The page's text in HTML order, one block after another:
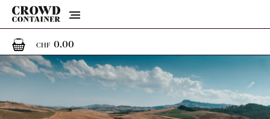
Menu
CHF 0.000 Artikel im Warenkorb